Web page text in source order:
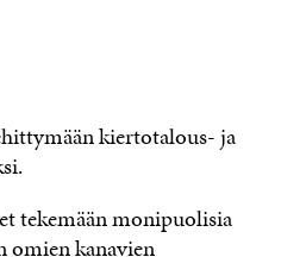
kiertotalous- ja
tekemään monipuolisia
omien kanavien